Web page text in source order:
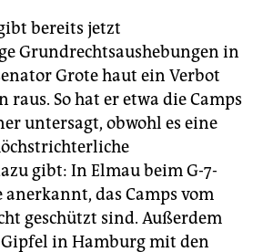
bereits jetzt
Grundrechtsaushebungen in
Grote haut ein Verbot
raus. So hat er etwa die Camps
untersagt, obwohl es eine
gibt: In Elmau beim G-7-
anerkannt, das Camps vom
geschützt sind. Außerdem
Gipfel in Hamburg mit den